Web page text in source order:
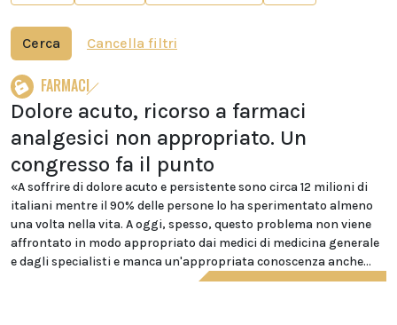
Cerca Cancella filtri
FARMACI
Dolore acuto, ricorso a farmaci
analgesici non appropriato. Un
congresso fa il punto
«A soffrire di dolore acuto e persistente sono circa 12 milioni di
italiani mentre il 90% delle persone lo ha sperimentato almeno
una volta nella vita. A oggi, spesso, questo problema non viene
affrontato in modo appropriato dai medici di medicina generale
e dagli specialisti e manca un'appropriata conoscenza anche...